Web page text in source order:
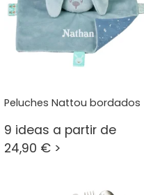
Peluches Nattou bordados
9 ideas a partir de
24,90 € >